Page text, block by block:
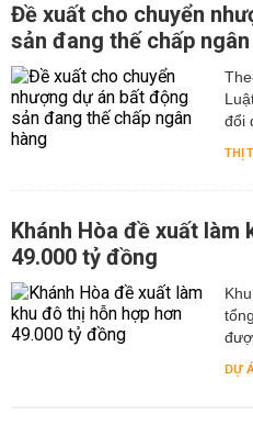
Đề xuất cho chuyển
sản đang thế chấp
đổi
THỊ
Khánh Hòa đề xuất làm
49.000 tỷ đồng
DỰ